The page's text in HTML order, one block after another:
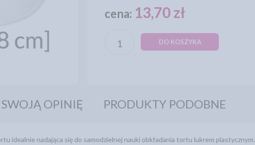
cena: 13,70 zł
DO KOSZYKA
OPINIĘ PRODUKTY PODOBNE
idealnie nadająca się do samodzielnej nauki obkładania tortu lukrem plastycznym.